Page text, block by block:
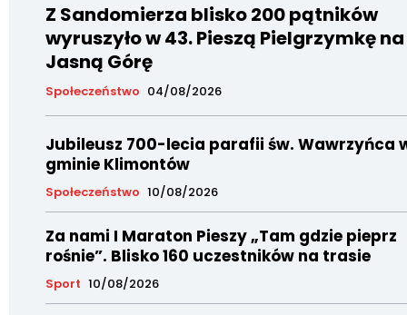
Z Sandomierza blisko 200 pątników
wyruszyło w 43. Pieszą Pielgrzymkę na
Jasną Górę
Społeczeństwo 04/08/2026
Jubileusz 700-lecia parafii św. Wawrzyńca
gminie Klimontów
Społeczeństwo 10/08/2026
Za nami I Maraton Pieszy „Tam gdzie pieprz
rośnie”. Blisko 160 uczestników na trasie
Sport 10/08/2026